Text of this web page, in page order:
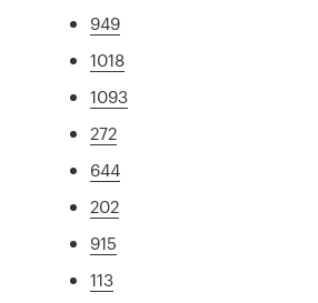
949
1018
1093
272
644
202
915
113